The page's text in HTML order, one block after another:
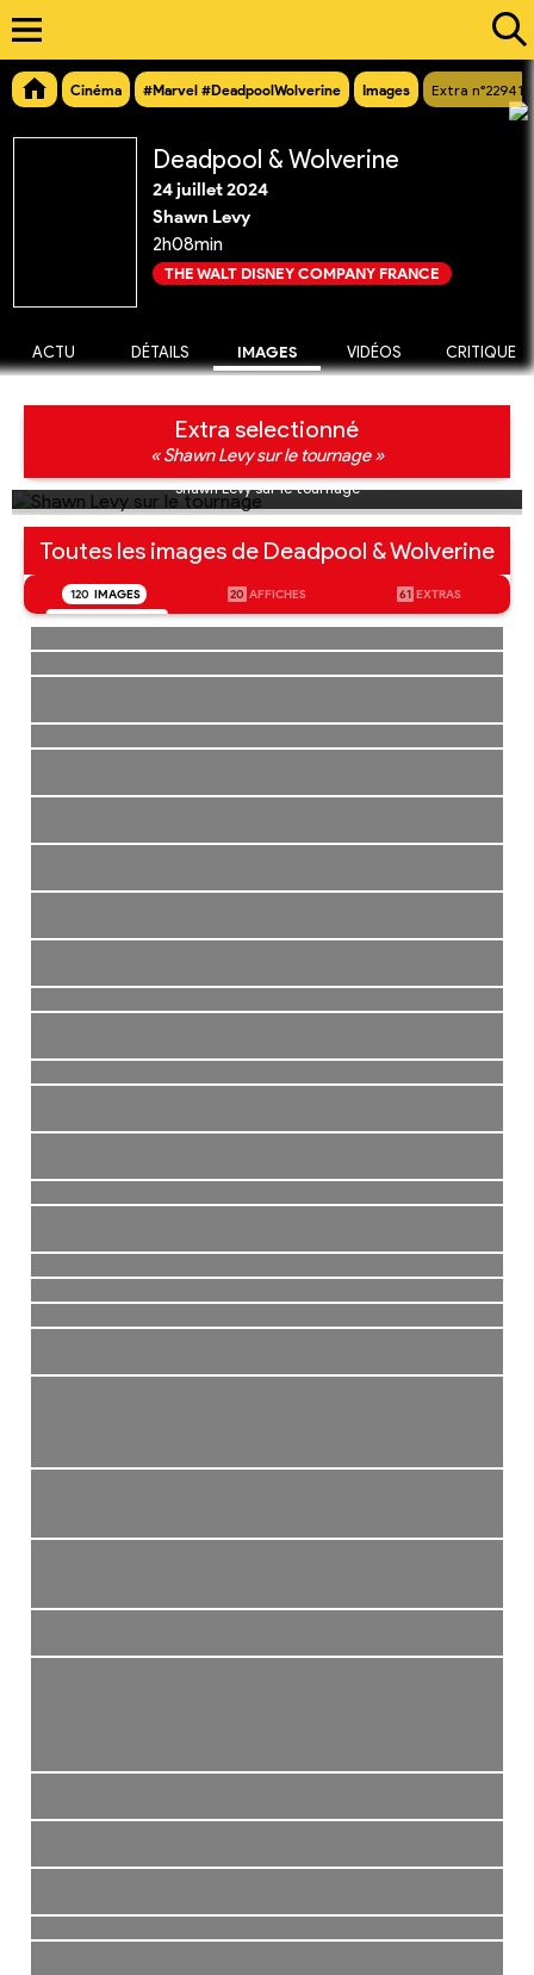
Cinéma #Marvel #DeadpoolWolverine Images Extra n°22941
Deadpool & Wolverine
24 juillet 2024
Shawn Levy
2h08min
THE WALT DISNEY COMPANY FRANCE
ACTU DÉTAILS IMAGES VIDÉOS CRITIQUE
Extra selectionné
« Shawn Levy sur le tournage »
Shawn Levy sur le tournage
Toutes les images de Deadpool & Wolverine
120 IMAGES 20 AFFICHES 61 EXTRAS